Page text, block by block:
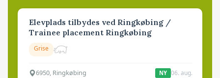
Elevplads tilbydes ved Ringkøbing /
Trainee placement Ringkøbing
Grise
6950, Ringkøbing NY 06. aug.